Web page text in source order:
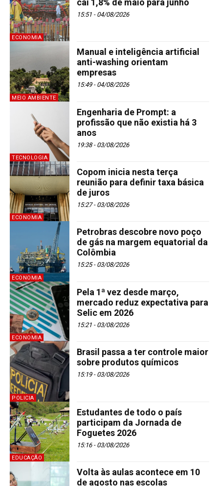
ECONOMIA
cai 1,8% de maio para junho
15:51 - 04/08/2026
MEIO AMBIENTE
Manual e inteligência artificial
anti-washing orientam
empresas
15:49 - 04/08/2026
TECNOLOGIA
Engenharia de Prompt: a
profissão que não existia há 3
anos
19:38 - 03/08/2026
ECONOMIA
Copom inicia nesta terça
reunião para definir taxa básica
de juros
15:27 - 03/08/2026
ECONOMIA
Petrobras descobre novo poço
de gás na margem equatorial da
Colômbia
15:25 - 03/08/2026
ECONOMIA
Pela 1ª vez desde março,
mercado reduz expectativa para
Selic em 2026
15:21 - 03/08/2026
POLICIA
Brasil passa a ter controle maior
sobre produtos químicos
15:19 - 03/08/2026
EDUCAÇÃO
Estudantes de todo o país
participam da Jornada de
Foguetes 2026
15:16 - 03/08/2026
Volta às aulas acontece em 10
de agosto nas escolas